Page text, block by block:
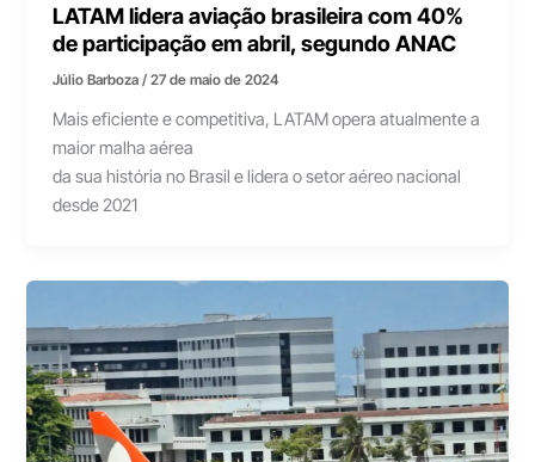
LATAM lidera aviação brasileira com 40%
de participação em abril, segundo ANAC
Júlio Barboza/27 de maio de 2024
Mais eficiente e competitiva, LATAM opera atualmente a
maior malha aérea
da sua história no Brasil e lidera o setor aéreo nacional
desde 2021